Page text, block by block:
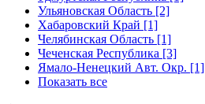
Ульяновская Область [2]
Хабаровский Край [1]
Челябинская Область [1]
Чеченская Республика [3]
Ямало-Ненецкий Авт. Окр. [1]
Показать все